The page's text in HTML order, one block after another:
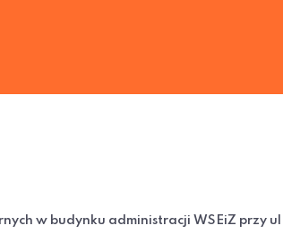
w budynku administracji WSEiZ przy